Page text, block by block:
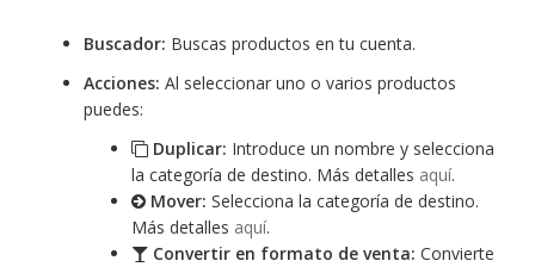
Buscador: Buscas productos en tu cuenta.
Acciones: Al seleccionar uno o varios productos
puedes:
Duplicar: Introduce un nombre y selecciona
la categoría de destino. Más detalles aquí.
Mover: Selecciona la categoría de destino.
Más detalles aquí.
Convertir en formato de venta: Convierte